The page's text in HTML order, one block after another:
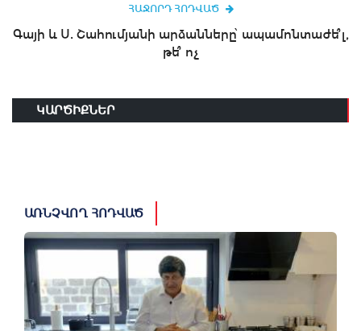
ՀԱՋՈՐԴ ՀՈԴՎԱԾ
Գայի և Ս. Շահումյանի արձանները՝ ապամոնտաժե՞լ,
թե՞ ոչ
ԿԱՐԾԻՔՆԵՐ
ԱՌՆՉՎՈՂ ՀՈԴՎԱԾ